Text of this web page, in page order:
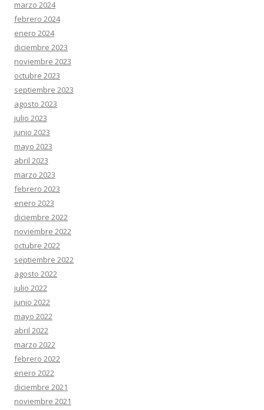
marzo 2024
febrero 2024
enero 2024
diciembre 2023
noviembre 2023
octubre 2023
septiembre 2023
agosto 2023
julio 2023
junio 2023
mayo 2023
abril 2023
marzo 2023
febrero 2023
enero 2023
diciembre 2022
noviembre 2022
octubre 2022
septiembre 2022
agosto 2022
julio 2022
junio 2022
mayo 2022
abril 2022
marzo 2022
febrero 2022
enero 2022
diciembre 2021
noviembre 2021